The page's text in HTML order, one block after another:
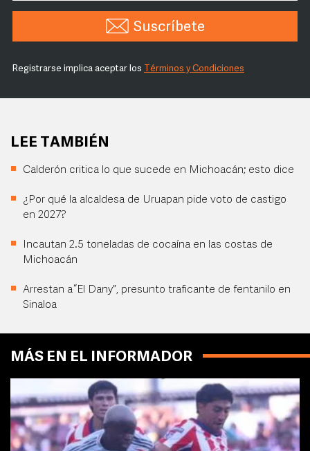
Suscríbete
Registrarse implica aceptar los Términos y Condiciones
LEE TAMBIÉN
Calderón critica lo que sucede en Michoacán; esto dice
¿Por qué la alcaldesa de Uruapan pide voto de castigo
en 2027?
Incautan 2.5 toneladas de cocaína en las costas de
Michoacán
Arrestan a “El Dany”, presunto traficante de fentanilo en
Sinaloa
MÁS EN EL INFORMADOR